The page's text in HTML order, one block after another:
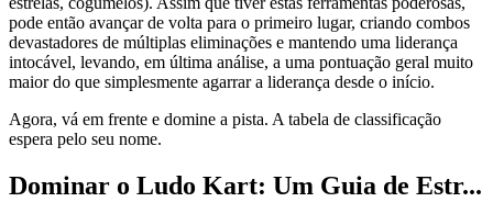
pode então avançar de volta para o primeiro lugar, criando combos
devastadores de múltiplas eliminações e mantendo uma liderança
intocável, levando, em última análise, a uma pontuação geral muito
maior do que simplesmente agarrar a liderança desde o início.
Agora, vá em frente e domine a pista. A tabela de classificação
espera pelo seu nome.
Dominar o Ludo Kart: Um Guia de Estr...